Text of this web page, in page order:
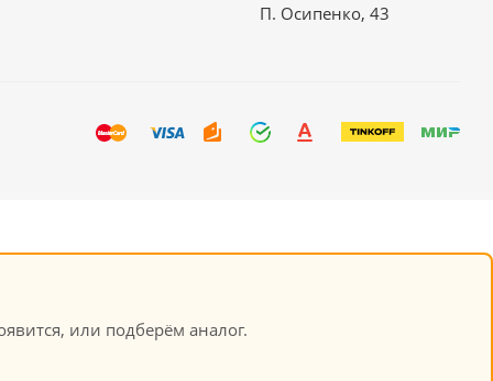
П. Осипенко, 43
или подберём аналог.